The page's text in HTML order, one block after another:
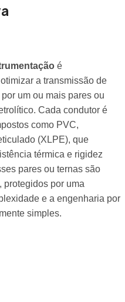
é
a transmissão de
um ou mais pares ou
Cada condutor é
como PVC,
(XLPE), que
térmica e rigidez
pares ou ternas são
protegidos por uma
e a engenharia por
simples.